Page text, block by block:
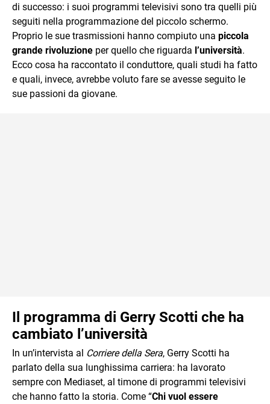
di successo: i suoi programmi televisivi sono tra quelli più
seguiti nella programmazione del piccolo schermo.
Proprio le sue trasmissioni hanno compiuto una piccola
grande rivoluzione per quello che riguarda l’università.
Ecco cosa ha raccontato il conduttore, quali studi ha fatto
e quali, invece, avrebbe voluto fare se avesse seguito le
sue passioni da giovane.
Il programma di Gerry Scotti che ha
cambiato l’università
In un’intervista al Corriere della Sera, Gerry Scotti ha
parlato della sua lunghissima carriera: ha lavorato
sempre con Mediaset, al timone di programmi televisivi
che hanno fatto la storia. Come “Chi vuol essere